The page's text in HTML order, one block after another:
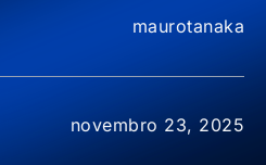
maurotanaka
novembro 23, 2025